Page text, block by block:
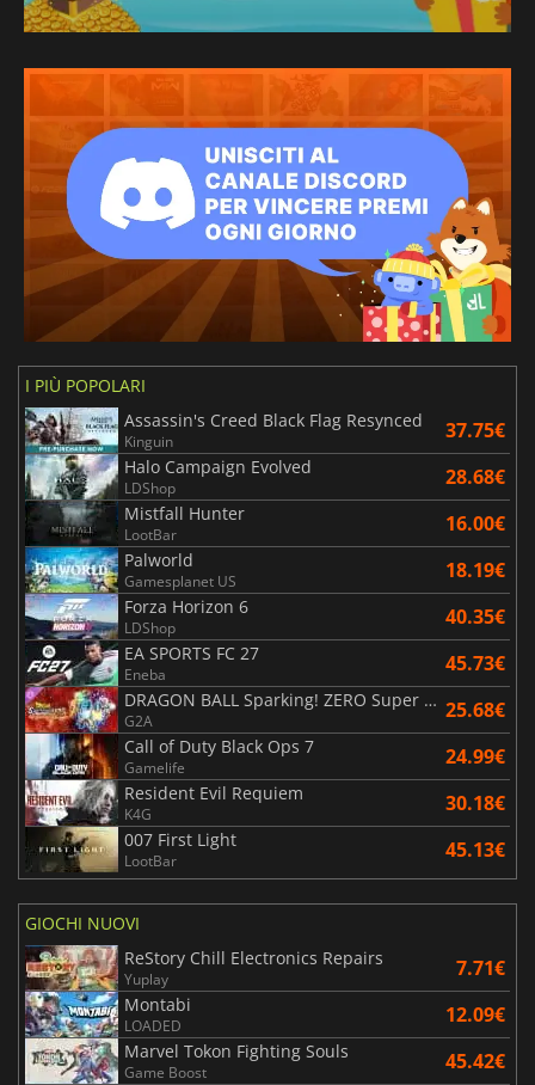
I PIÙ POPOLARI
Assassin's Creed Black Flag Resynced
Kinguin 37.75€
Halo Campaign Evolved
LDShop 28.68€
Mistfall Hunter
LootBar 16.00€
Palworld
Gamesplanet US 18.19€
Forza Horizon 6
LDShop 40.35€
EA SPORTS FC 27
Eneba 45.73€
DRAGON BALL Sparking! ZERO Super Limit Breaking NEO
G2A 25.68€
Call of Duty Black Ops 7
Gamelife 24.99€
Resident Evil Requiem
K4G 30.18€
007 First Light
LootBar 45.13€
GIOCHI NUOVI
ReStory Chill Electronics Repairs
Yuplay 7.71€
Montabi
LOADED 12.09€
Marvel Tokon Fighting Souls
Game Boost 45.42€